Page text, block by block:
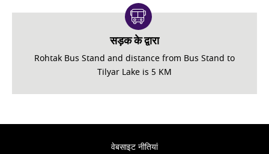
सड़क के द्वारा
Rohtak Bus Stand and distance from Bus Stand to
Tilyar Lake is 5 KM
वेबसाइट नीतियां